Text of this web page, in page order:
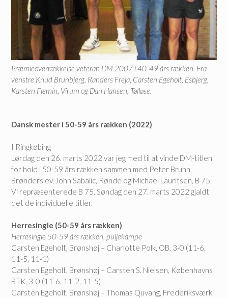
Præmieoverrækkelse veteran DM 2007 i 40-49 års rækken. Fra
venstre Knud Brunbjerg, Randers Freja, Carsten Egeholt, Esbjerg,
Karsten Flemin, Virum og Dan Hansen, Tølløse.
Dansk mester i 50-59 års rækken (2022)
I Ringkøbing
Lørdag den 26. marts 2022 var jeg med til at vinde DM-titlen
for hold i 50-59 års rækken sammen med Peter Bruhn,
Brønderslev, John Sabalic, Rønde og Michael Lauritsen, B 75.
Vi repræsenterede B 75. Søndag den 27. marts 2022 gjaldt
det de individuelle titler.
Herresingle (50-59 års rækken)
Herresingle 50-59 års rækken, puljekampe
Carsten Egeholt, Brønshøj – Charlotte Polk, OB, 3-0 (11-6,
11-5, 11-1)
Carsten Egeholt, Brønshøj – Carsten S. Nielsen, Københavns
BTK, 3-0 (11-6, 11-2, 11-5)
Carsten Egeholt, Brønshøj – Thomas Quvang, Frederiksværk,